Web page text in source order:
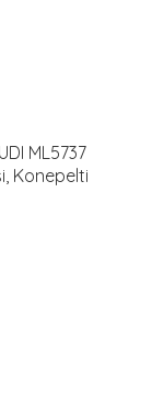
ML5737
Konepelti